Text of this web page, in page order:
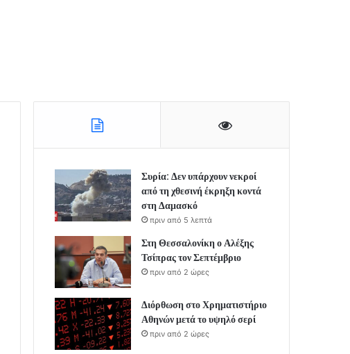
Συρία: Δεν υπάρχουν νεκροί
από τη χθεσινή έκρηξη κοντά
στη Δαμασκό
πριν από 5 λεπτά
Στη Θεσσαλονίκη ο Αλέξης
Τσίπρας τον Σεπτέμβριο
πριν από 2 ώρες
Διόρθωση στο Χρηματιστήριο
Αθηνών μετά το υψηλό σερί
πριν από 2 ώρες